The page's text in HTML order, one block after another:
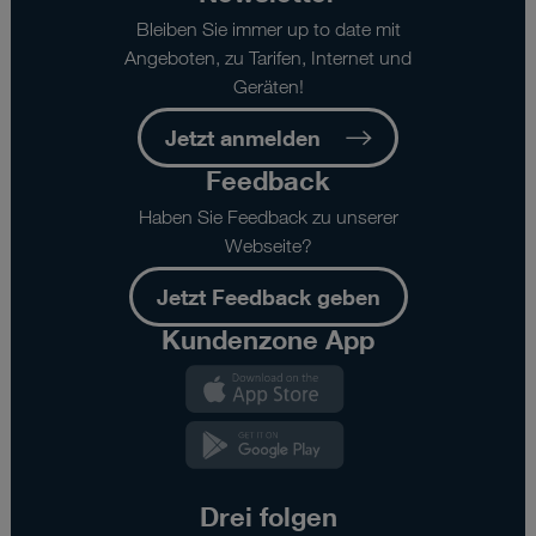
Bleiben Sie immer up to date mit
Angeboten, zu Tarifen, Internet und
Geräten!
Jetzt anmelden
Feedback
Haben Sie Feedback zu unserer
Webseite?
Jetzt Feedback geben
Kundenzone App
Drei folgen
Sie nur jene Cookies im Einsatz, die zur Funktion dieser
Website unerlässlich sind.